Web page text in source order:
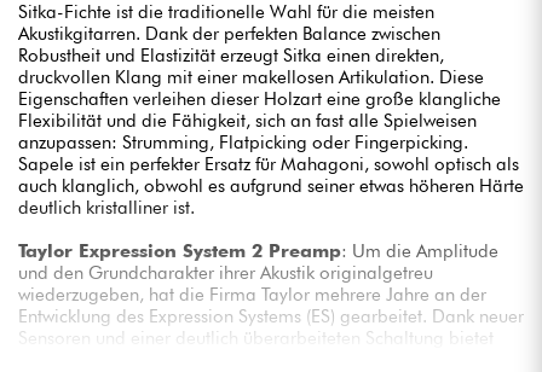
Sitka-Fichte ist die traditionelle Wahl für die meisten
Akustikgitarren. Dank der perfekten Balance zwischen
Robustheit und Elastizität erzeugt Sitka einen direkten,
druckvollen Klang mit einer makellosen Artikulation. Diese
Eigenschaften verleihen dieser Holzart eine große klangliche
Flexibilität und die Fähigkeit, sich an fast alle Spielweisen
anzupassen: Strumming, Flatpicking oder Fingerpicking.
Sapele ist ein perfekter Ersatz für Mahagoni, sowohl optisch als
auch klanglich, obwohl es aufgrund seiner etwas höheren Härte
deutlich kristalliner ist.
Taylor Expression System 2 Preamp: Um die Amplitude
und den Grundcharakter ihrer Akustik originalgetreu
wiederzugeben, hat die Firma Taylor mehrere Jahre an der
Entwicklung des Expression Systems (ES) gearbeitet. Dank neuer
Sensoren und einer deutlich überarbeiteten Schaltung bietet